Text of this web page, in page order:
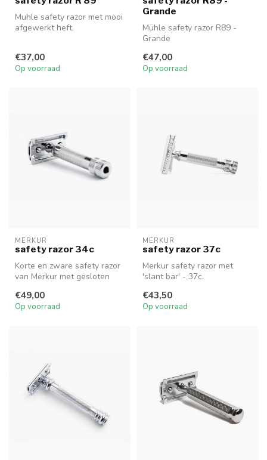
Muhle safety razor met mooi
afgewerkt heft.
€37,00
Op voorraad
Grande
Mühle safety razor R89 -
Grande
€47,00
Op voorraad
MERKUR
safety razor 34c
Korte en zware safety razor
van Merkur met gesloten
€49,00
Op voorraad
MERKUR
safety razor 37c
Merkur safety razor met
'slant bar' - 37c.
€43,50
Op voorraad